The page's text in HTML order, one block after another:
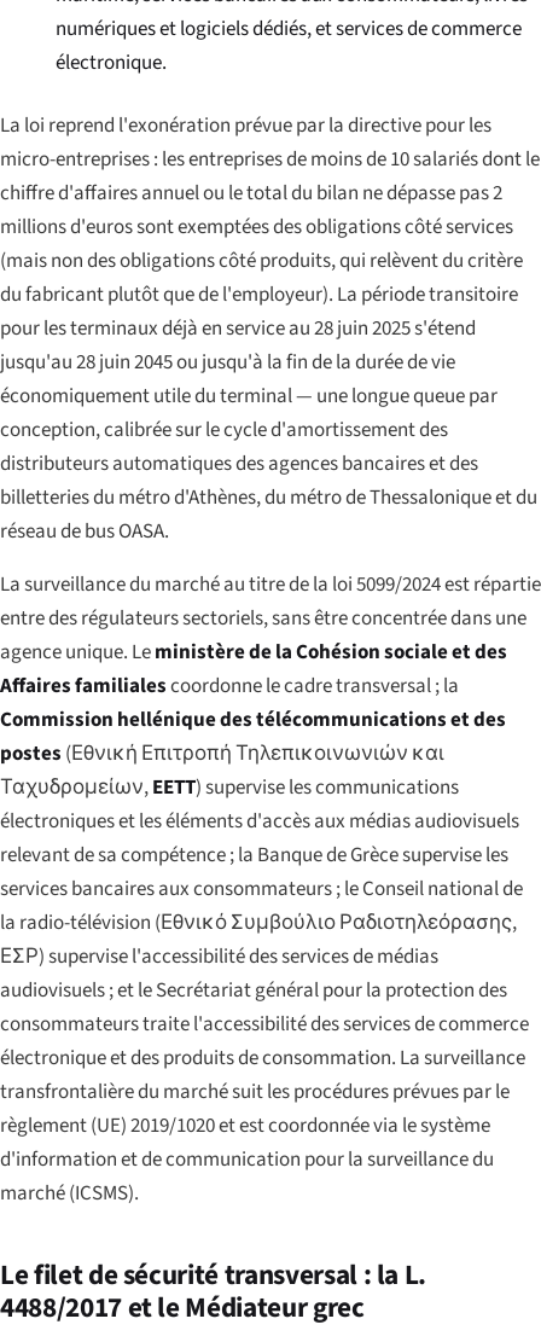
numériques et logiciels dédiés, et services de commerce
électronique.
La loi reprend l'exonération prévue par la directive pour les
micro-entreprises : les entreprises de moins de 10 salariés dont le
chiffre d'affaires annuel ou le total du bilan ne dépasse pas 2
millions d'euros sont exemptées des obligations côté services
(mais non des obligations côté produits, qui relèvent du critère
du fabricant plutôt que de l'employeur). La période transitoire
pour les terminaux déjà en service au 28 juin 2025 s'étend
jusqu'au 28 juin 2045 ou jusqu'à la fin de la durée de vie
économiquement utile du terminal — une longue queue par
conception, calibrée sur le cycle d'amortissement des
distributeurs automatiques des agences bancaires et des
billetteries du métro d'Athènes, du métro de Thessalonique et du
réseau de bus OASA.
La surveillance du marché au titre de la loi 5099/2024 est répartie
entre des régulateurs sectoriels, sans être concentrée dans une
agence unique. Leministère de la Cohésion sociale et des
Affaires familialescoordonne le cadre transversal ; la
Commission hellénique des télécommunications et des
postes (Εθνική Επιτροπή Τηλεπικοινωνιών και
Ταχυδρομείων,EETT) supervise les communications
électroniques et les éléments d'accès aux médias audiovisuels
relevant de sa compétence ; la Banque de Grèce supervise les
services bancaires aux consommateurs ; le Conseil national de
la radio-télévision (Εθνικό Συμβούλιο Ραδιοτηλεόρασης,
ΕΣΡ) supervise l'accessibilité des services de médias
audiovisuels ; et le Secrétariat général pour la protection des
consommateurs traite l'accessibilité des services de commerce
électronique et des produits de consommation. La surveillance
transfrontalière du marché suit les procédures prévues par le
règlement (UE) 2019/1020 et est coordonnée via le système
d'information et de communication pour la surveillance du
marché (ICSMS).
Le filet de sécurité transversal : la L.
4488/2017 et le Médiateur grec